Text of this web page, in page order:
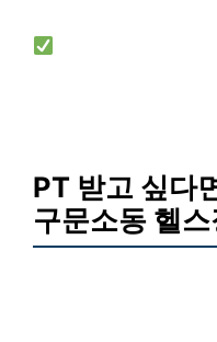
PT 받고 싶다
구문소동 헬